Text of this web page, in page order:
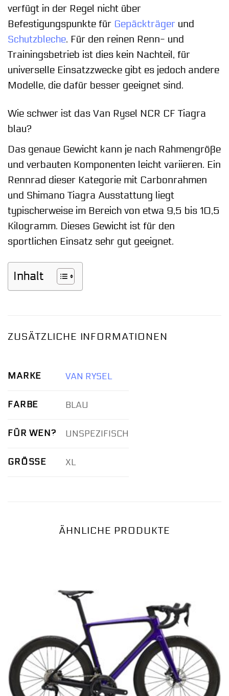
verfügt in der Regel nicht über
Befestigungspunkte für Gepäckträger und
Schutzbleche. Für den reinen Renn- und
Trainingsbetrieb ist dies kein Nachteil, für
universelle Einsatzzwecke gibt es jedoch andere
Modelle, die dafür besser geeignet sind.
Wie schwer ist das Van Rysel NCR CF Tiagra
blau?
Das genaue Gewicht kann je nach Rahmengröße
und verbauten Komponenten leicht variieren. Ein
Rennrad dieser Kategorie mit Carbonrahmen
und Shimano Tiagra Ausstattung liegt
typischerweise im Bereich von etwa 9,5 bis 10,5
Kilogramm. Dieses Gewicht ist für den
sportlichen Einsatz sehr gut geeignet.
Inhalt
ZUSÄTZLICHE INFORMATIONEN
MARKE VAN RYSEL
FARBE BLAU
FÜR WEN? UNSPEZIFISCH
GRÖSSE XL
ÄHNLICHE PRODUKTE